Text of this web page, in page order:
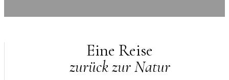
Eine Reise
zurück zur Natur